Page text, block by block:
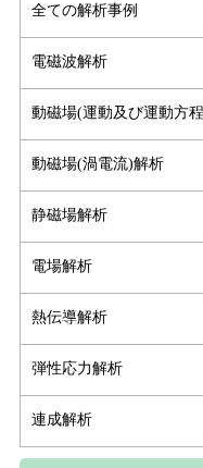
全ての解析事例
電磁波解析
動磁場(運動及び運動方
動磁場(渦電流)解析
静磁場解析
電場解析
熱伝導解析
弾性応力解析
連成解析